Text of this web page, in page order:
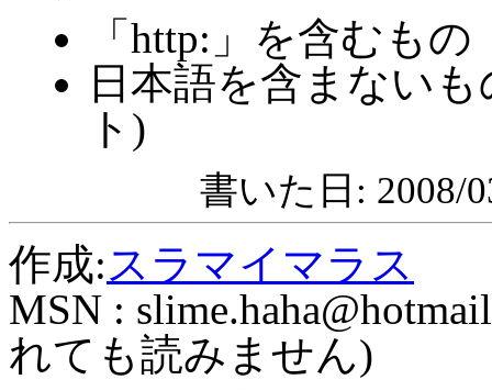
「http:」を含むもの
日本語を含まない
ト)
書いた日: 2008/
作成:スラマイマラス
MSN :
れても読みません)